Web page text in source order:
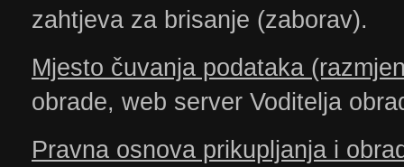
zahtjeva za brisanje (zaborav).
Mjesto čuvanja podataka
obrade, web server Voditelja
Pravna osnova prikupljanja i